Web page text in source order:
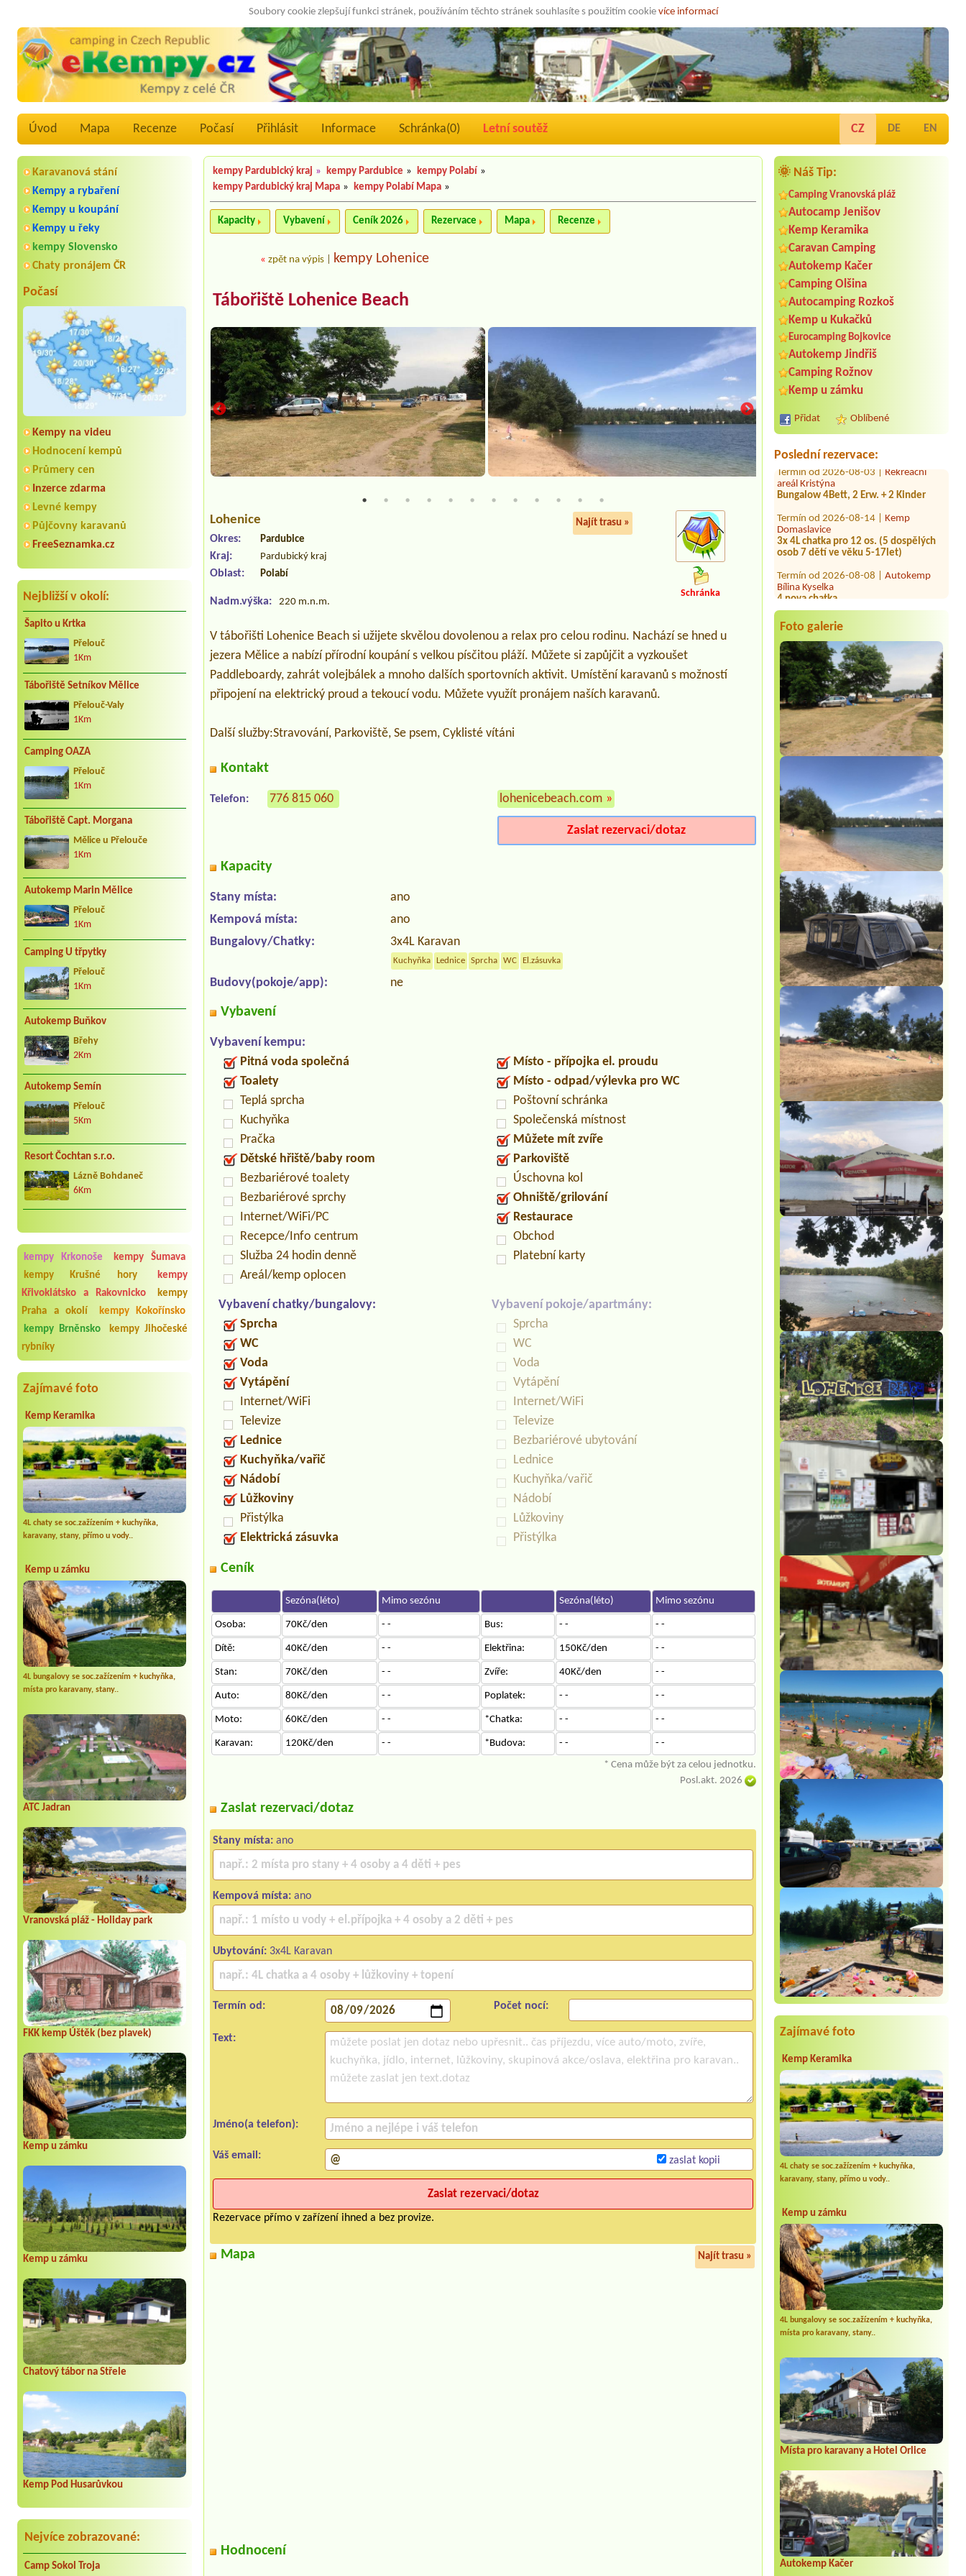
Soubory cookie zlepšují funkci stránek, používáním těchto stránek souhlasíte s použitím cookie více informací
Úvod Mapa Recenze Počasí Přihlásit Informace Schránka(0) Letní soutěž CZ DE EN
Karavanová stání
Kempy a rybaření
Kempy u koupání
Kempy u řeky
kempy Slovensko
Chaty pronájem ČR
Počasí
Kempy na videu
Hodnocení kempů
Průmery cen
Inzerce zdarma
Levné kempy
Půjčovny karavanů
FreeSeznamka.cz
Nejbližší v okolí:
Šapito u Krtka
Přelouč
1Km
Tábořiště Setníkov Mělice
Přelouč-Valy
1Km
Camping OAZA
Přelouč
1Km
Tábořiště Capt. Morgana
Mělice u Přelouče
1Km
Autokemp Marin Mělice
Přelouč
1Km
Camping U třpytky
Přelouč
1Km
Autokemp Buňkov
Břehy
2Km
Autokemp Semín
Přelouč
5Km
Resort Čochtan s.r.o.
Lázně Bohdaneč
6Km
kempy Krkonoše
kempy Šumava
kempy Krušné hory
kempy
Křivoklátsko a Rakovnicko
kempy
Praha a okolí
kempy Kokořínsko
kempy Brněnsko
kempy Jihočeské
rybníky
Zajímavé foto
Kemp Keramika
4L chaty se soc.zažízením + kuchyňka,
karavany, stany, přímo u vody..
Kemp u zámku
4L bungalovy se soc.zažízením + kuchyňka,
místa pro karavany, stany..
ATC Jadran
Vranovská pláž - Holiday park
FKK kemp Úštěk (bez plavek)
Kemp u zámku
Kemp u zámku
Chatový tábor na Střele
Kemp Pod Husarůvkou
Nejvíce zobrazované:
Camp Sokol Troja
🌞 Náš Tip:
Camping Vranovská pláž
Autocamp Jenišov
Kemp Keramika
Caravan Camping
Autokemp Kačer
Camping Olšina
Autocamping Rozkoš
Kemp u Kukačků
Eurocamping Bojkovice
Autokemp Jindřiš
Camping Rožnov
Kemp u zámku
Přidat Oblíbené
Poslední rezervace:
Termín od 2026-07-24 |
Balaton
areál Milavy
4L chata tři osoby
Termín od 2026-08-03 |
Bungalow 4Bett, 2 Erw. + 2 Kinder
Termín od 2026-08-14 |Kemp
Domaslavice
3x 4L chatka pro 12 os. (5 dospělých
osob 7 dětí ve věku 5-17let)
Termín od 2026-08-08 | Autokemp
Bílina Kyselka
4 nova chatka
4L Chata 5 osob +lůžkoviny
Termín od 2026-07-24 |
Apollo
Chata C
Termín od 2026-08-21 |Kemp Úštěk u
jezera Chmelař
2,4L retro chatky
Termín od 2026-07-31 |Autocamp
Erika
3 stany + 4 dospělí + 4 děti
Termín od 2026-08-04 |
Rekreační
zařízení U Kapličky
Foto galerie
Zajímavé foto
Kemp Keramika
4L chaty se soc.zažízením + kuchyňka,
karavany, stany, přímo u vody..
Kemp u zámku
4L bungalovy se soc.zažízením + kuchyňka,
místa pro karavany, stany..
Místa pro karavany a Hotel Orlice
Autokemp Kačer
kempy Pardubický kraj » kempy Pardubice » kempy Polabí »
kempy Pardubický kraj Mapa » kempy Polabí Mapa »
Kapacity Vybavení Ceník 2026 Rezervace Mapa Recenze
«zpět na výpis kempy Lohenice
Tábořiště Lohenice Beach
Lohenice Najít trasu »
Okres: Pardubice
Kraj: Pardubický kraj
Oblast: Polabí
Nadm.výška: 220 m.n.m.
Schránka
V tábořišti Lohenice Beach si užijete skvělou dovolenou a relax pro celou rodinu. Nachází se hned u
jezera Mělice a nabízí přírodní koupání s velkou písčitou pláží. Můžete si zapůjčit a vyzkoušet
Paddleboardy, zahrát volejbálek a mnoho dalších sportovních aktivit. Umístění karavanů s možností
připojení na elektrický proud a tekoucí vodu. Můžete využít pronájem naších karavanů.
Další služby:Stravování, Parkoviště, Se psem, Cyklisté vítáni
Kontakt
Telefon: 776 815 060 lohenicebeach.com »
Zaslat rezervaci/dotaz
Kapacity
Stany místa:
ano
Kempová místa:
ano
Bungalovy/Chatky:
3x4L Karavan
Kuchyňka Lednice Sprcha WC El.zásuvka
Budovy(pokoje/app): ne
Vybavení
Vybavení kempu:
Pitná voda společná
Toalety
Teplá sprcha
Kuchyňka
Pračka
Dětské hřiště/baby room
Bezbariérové toalety
Bezbariérové sprchy
Internet/WiFi/PC
Recepce/Info centrum
Služba 24 hodin denně
Areál/kemp oplocen
Místo - přípojka el. proudu
Místo - odpad/výlevka pro WC
Poštovní schránka
Společenská místnost
Můžete mít zvíře
Parkoviště
Úschovna kol
Ohniště/grilování
Restaurace
Obchod
Platební karty
Vybavení chatky/bungalovy:
Sprcha
WC
Voda
Vytápění
Internet/WiFi
Televize
Lednice
Kuchyňka/vařič
Nádobí
Lůžkoviny
Přistýlka
Elektrická zásuvka
Vybavení pokoje/apartmány:
Sprcha
WC
Voda
Vytápění
Internet/WiFi
Televize
Bezbariérové ubytování
Lednice
Kuchyňka/vařič
Nádobí
Lůžkoviny
Přistýlka
Ceník
Sezóna(léto) Mimo sezónu Sezóna(léto) Mimo sezónu
Osoba: 70Kč/den - - Bus: - - - -
Dítě: 40Kč/den - - Elektřina: 150Kč/den - -
Stan: 70Kč/den - - Zvíře: 40Kč/den - -
Auto: 80Kč/den - - Poplatek: - - - -
Moto: 60Kč/den - - *Chatka: - - - -
Karavan: 120Kč/den - - *Budova: - -
- -
* Cena může být za celou jednotku.
Posl.akt. 2026
Zaslat rezervaci/dotaz
Stany místa: ano
Kempová místa: ano
Ubytování: 3x4L Karavan
Termín od: Počet nocí:
Text:
Jméno(a telefon):
Váš email: zaslat kopii
Rezervace přímo v zařízení ihned a bez provize.
Mapa Najít trasu »
Hodnocení